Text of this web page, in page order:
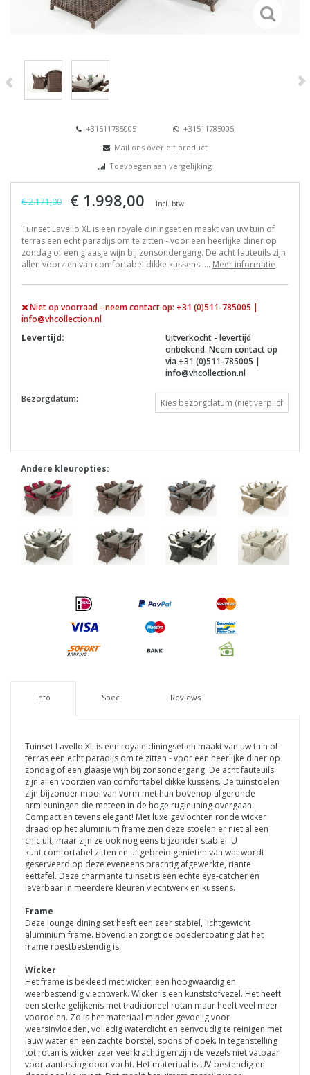
+31511785005
+31511785005
Mail ons over dit product
Toevoegen aan vergelijking
€ 2.171,00 € 1.998,00 Incl. btw
Tuinset Lavello XL is een royale diningset en maakt van uw tuin of
terras een echt paradijs om te zitten - voor een heerlijke diner op
zondag of een glaasje wijn bij zonsondergang. De acht fauteuils zijn
allen voorzien van comfortabel dikke kussens. ... Meer informatie
Niet op voorraad - neem contact op: +31 (0)511-785005 |
info@vhcollection.nl
Levertijd:
Uitverkocht - levertijd
onbekend. Neem contact op
via +31 (0)511-785005 |
info@vhcollection.nl
Bezorgdatum:
Andere kleuropties:
Info Spec Reviews
Tuinset Lavello XL is een royale diningset en maakt van uw tuin of
terras een echt paradijs om te zitten - voor een heerlijke diner op
zondag of een glaasje wijn bij zonsondergang. De acht fauteuils
zijn allen voorzien van comfortabel dikke kussens. De tuinstoelen
zijn bijzonder mooi van vorm met hun bovenop afgeronde
armleuningen die meteen in de hoge rugleuning overgaan.
Compact en tevens elegant! Met luxe gevlochten ronde wicker
draad op het aluminium frame zien deze stoelen er niet alleen
chic uit, maar zijn ze ook nog eens bijzonder stabiel. U
kunt comfortabel zitten en uitgebreid genieten van wat wordt
geserveerd op deze eveneens prachtig afgewerkte, riante
eettafel. Deze charmante tuinset is een echte eye-catcher en
leverbaar in meerdere kleuren vlechtwerk en kussens.
Frame
Deze lounge dining set heeft een zeer stabiel, lichtgewicht
aluminium frame. Bovendien zorgt de poedercoating dat het
frame roestbestendig is.
Wicker
Het frame is bekleed met wicker; een hoogwaardig en
weerbestendig vlechtwerk. Wicker is een kunststofvezel. Het heeft
een sterke gelijkenis met traditioneel rotan maar heeft veel meer
voordelen. Zo is het materiaal minder gevoelig voor
weersinvloeden, volledig waterdicht en eenvoudig te reinigen met
lauw water en een zachte borstel, spons of doek. In tegenstelling
tot rotan is wicker zeer veerkrachtig en zijn de vezels niet vatbaar
voor aantasting door vocht. Het materiaal is UV-bestendig en